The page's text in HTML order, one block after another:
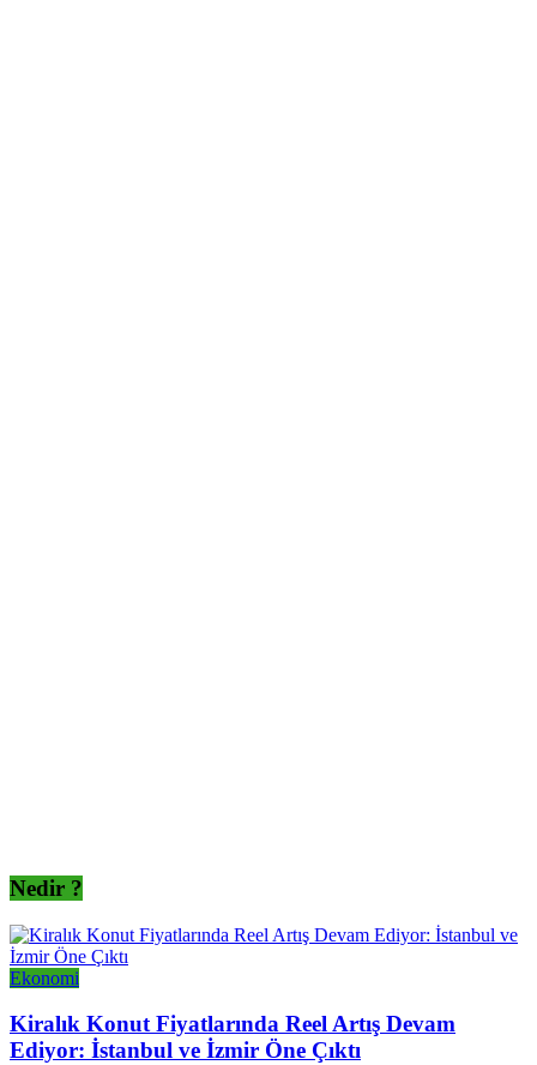
Nedir ?
Ekonomi
Kiralık Konut Fiyatlarında Reel Artış Devam
Ediyor: İstanbul ve İzmir Öne Çıktı